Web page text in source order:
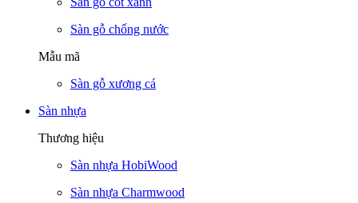
Sàn gỗ chống nước
Mẫu mã
Sàn gỗ xương cá
Sàn nhựa
Thương hiệu
Sàn nhựa HobiWood
Sàn nhựa Charmwood